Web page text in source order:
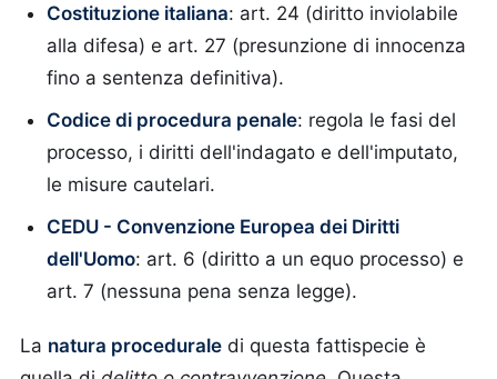
Costituzione italiana: art. 24 (diritto inviolabile
alla difesa) e art. 27 (presunzione di innocenza
fino a sentenza definitiva).
Codice di procedura penale: regola le fasi del
processo, i diritti dell'indagato e dell'imputato,
le misure cautelari.
CEDU - Convenzione Europea dei Diritti
dell'Uomo: art. 6 (diritto a un equo processo) e
art. 7 (nessuna pena senza legge).
La natura procedurale di questa fattispecie è